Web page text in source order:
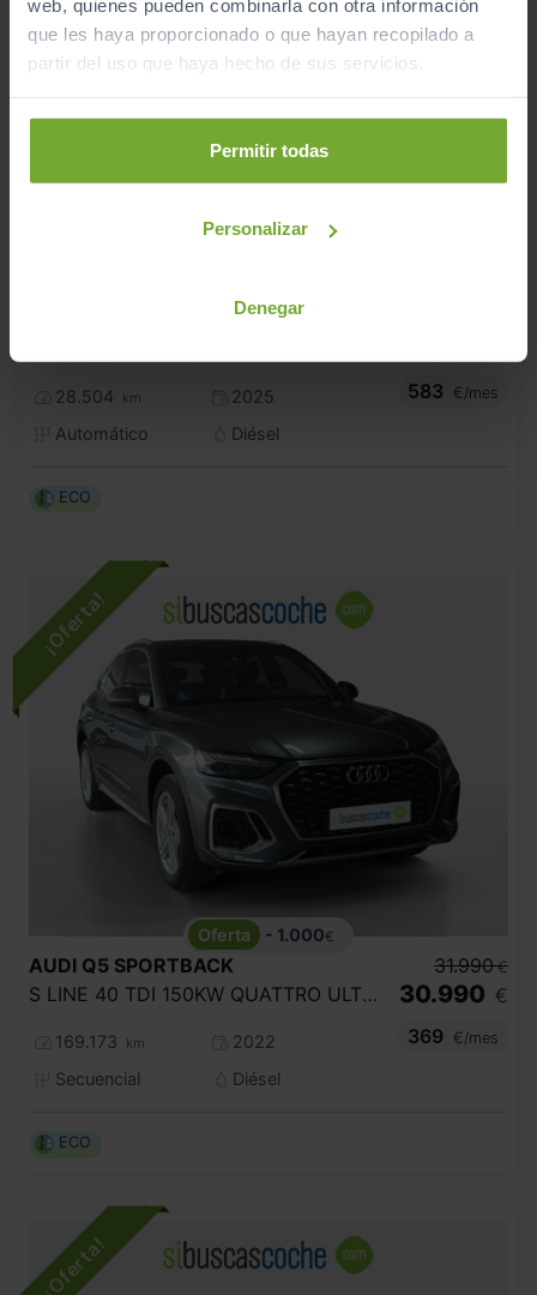
web, quienes pueden combinarla con otra información
que les haya proporcionado o que hayan recopilado a
partir del uso que haya hecho de sus servicios.
Permitir todas
Personalizar
Denegar
28.504 km
2025
Automático
Diésel
583
€/mes
ECO
- 1.000€
AUDI Q5 SPORTBACK
S LINE 40 TDI 150KW QUATTRO ULTRA
169.173 km
2022
Secuencial
Diésel
31.990 €
30.990 €
369
€/mes
ECO